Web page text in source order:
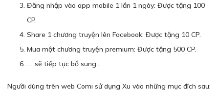
Đăng nhập vào app mobile 1 lần 1 ngày: Được tặng 100
CP.
Share 1 chương truyện lên Facebook: Được tặng 10 CP.
Mua một chương truyện premium: Được tặng 500 CP.
…. sẽ tiếp tục bổ sung…
Người dùng trên web Comi sử dụng Xu vào những mục đích sau: